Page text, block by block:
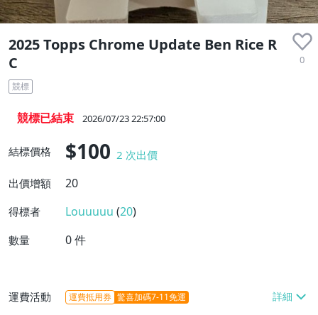
2025 Topps Chrome Update Ben Rice R
C
0
競標
競標已結束 2026/07/23 22:57:00
結標價格 $100 2 次出價
出價增額
20
得標者 Louuuuu (20)
數量 0件
運費活動 運費抵用券 驚喜加碼7-11免運